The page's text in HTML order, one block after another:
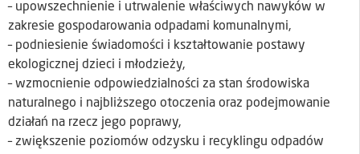
– upowszechnienie i utrwalenie właściwych nawyków w
zakresie gospodarowania odpadami komunalnymi,
– podniesienie świadomości i kształtowanie postawy
ekologicznej dzieci i młodzieży,
– wzmocnienie odpowiedzialności za stan środowiska
naturalnego i najbliższego otoczenia oraz podejmowanie
działań na rzecz jego poprawy,
– zwiększenie poziomów odzysku i recyklingu odpadów